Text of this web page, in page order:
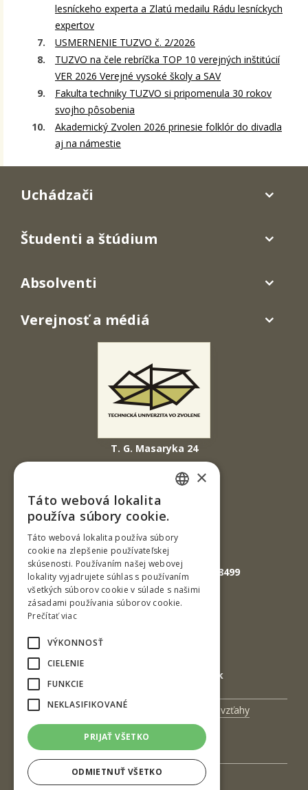
lesníckeho experta a Zlatú medailu Rádu lesníckych
expertov
USMERNENIE TUZVO č. 2/2026
TUZVO na čele rebríčka TOP 10 verejných inštitúcií
VER 2026 Verejné vysoké školy a SAV
Fakulta techniky TUZVO si pripomenula 30 rokov
svojho pôsobenia
Akademický Zvolen 2026 prinesie folklór do divadla
aj na námestie
T. G. Masaryka 24
960 01 Zvolen
Slovenská republika
Tel.: +421-45-520 61 11
Fax: +421-45-533 00 27
E-mail: info@tuzvo.sk
GPS súradnice: 48.572024,19.118499
E-mail: podatelna@tuzvo.sk
Uchádzači
Študenti a štúdium
Absolventi
Verejnosť a médiá
Univerzitný magazín
Medzinárodné vzťahy
Veda a výskum
Zamestnanci
Kontakt
×
Táto webová lokalita
používa súbory cookie.
Táto webová lokalita používa súbory
cookie na zlepšenie používateľskej
skúsenosti. Používaním našej webovej
lokality vyjadrujete súhlas s používaním
všetkých súborov cookie v súlade s našimi
zásadami používania súborov cookie.
Prečítať viac
VÝKONNOSŤ
CIELENIE
FUNKCIE
NEKLASIFIKOVANÉ
PRIJAŤ VŠETKO
ODMIETNUŤ VŠETKO